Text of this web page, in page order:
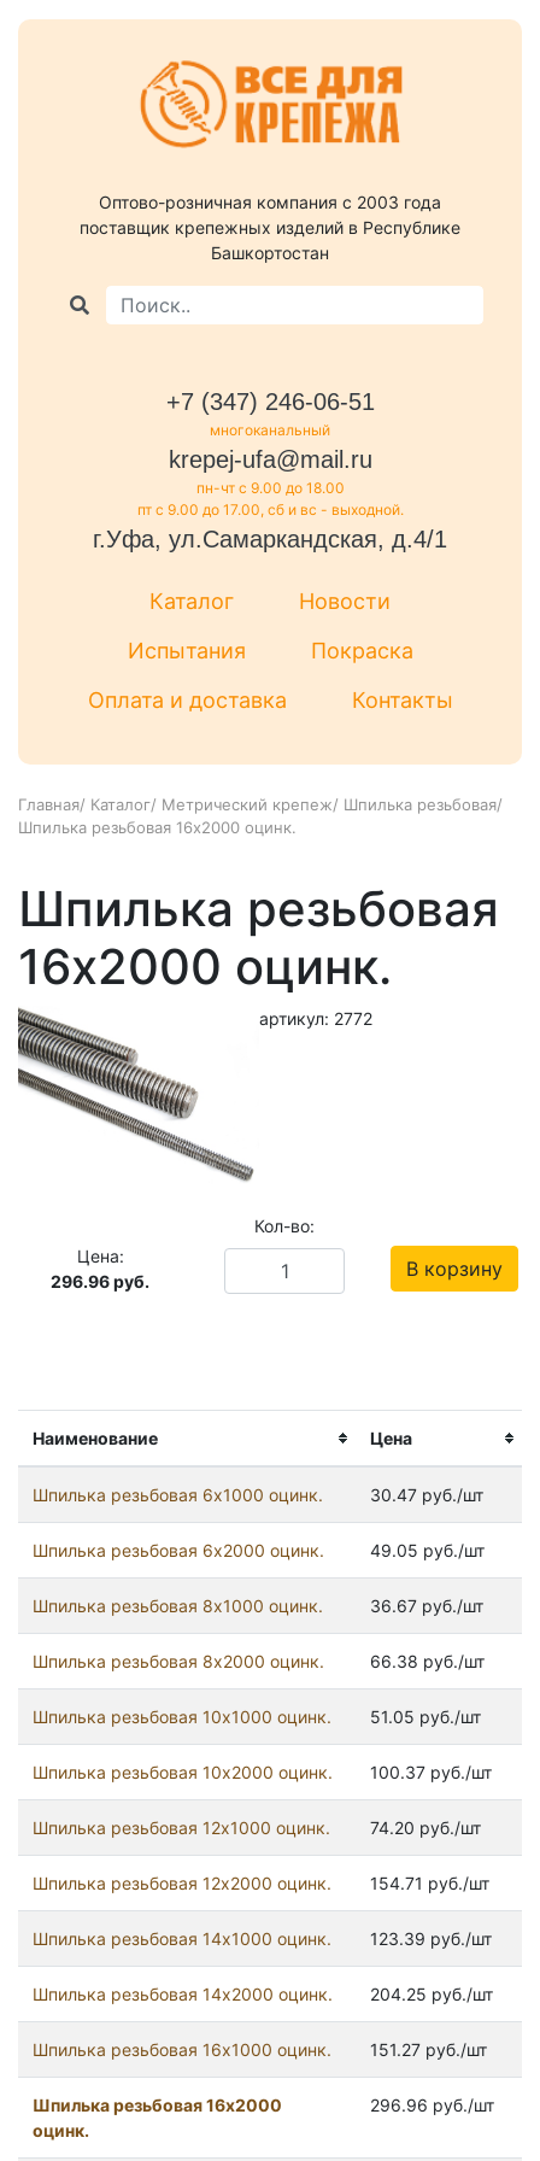
Оптово-розничная компания c 2003 года
поставщик крепежных изделий в Республике
Башкортостан
+7 (347) 246-06-51
многоканальный
krepej-ufa@mail.ru
пн-чт с 9.00 до 18.00
пт с 9.00 до 17.00, сб и вс - выходной.
г.Уфа, ул.Самаркандская, д.4/1
Каталог
Новости
Испытания
Покраска
Оплата и доставка
Контакты
Главная/ Каталог/ Метрический крепеж/ Шпилька резьбовая/
Шпилька резьбовая 16x2000 оцинк.
Наименование Цена
Шпилька резьбовая 6x1000 оцинк. 30.47 руб./шт
Шпилька резьбовая 6x2000 оцинк. 49.05 руб./шт
Шпилька резьбовая 8x1000 оцинк. 36.67 руб./шт
Шпилька резьбовая 8x2000 оцинк. 66.38 руб./шт
Шпилька резьбовая 10x1000 оцинк. 51.05 руб./шт
Шпилька резьбовая 10x2000 оцинк. 100.37 руб./шт
Шпилька резьбовая 12x1000 оцинк. 74.20 руб./шт
Шпилька резьбовая 12x2000 оцинк. 154.71 руб./шт
Шпилька резьбовая 14x1000 оцинк. 123.39 руб./шт
Шпилька резьбовая 14x2000 оцинк. 204.25 руб./шт
Шпилька резьбовая 16x1000 оцинк. 151.27 руб./шт
Шпилька резьбовая 16x2000
оцинк.
296.96 руб./шт
Шпилька резьбовая
16x2000 оцинк.
артикул: 2772
Цена:
296.96руб.
Кол-во:
В корзину